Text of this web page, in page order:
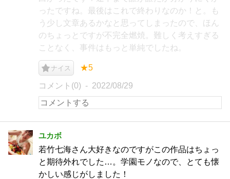
ったですね。最後はこれで終わりなのか！と。も
う少し文章あるかなと思ってしまったので、ほん
のちょっとですが不完全燃焼。難しく考えすぎる
ことなく、事件はもっと単純でしたね。
ナイス ★5
コメント(0) 2022/08/29
ユカボ
若竹七海さん大好きなのですがこの作品はちょっ
と期待外れでした…。学園モノなので、とても懐
かしい感じがしました！